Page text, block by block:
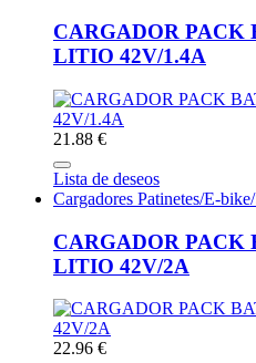
CARGADOR PACK
LITIO 42V/1.4A
21.88 €
Lista de deseos
Cargadores Patinetes/E-
CARGADOR PACK
LITIO 42V/2A
22.96 €